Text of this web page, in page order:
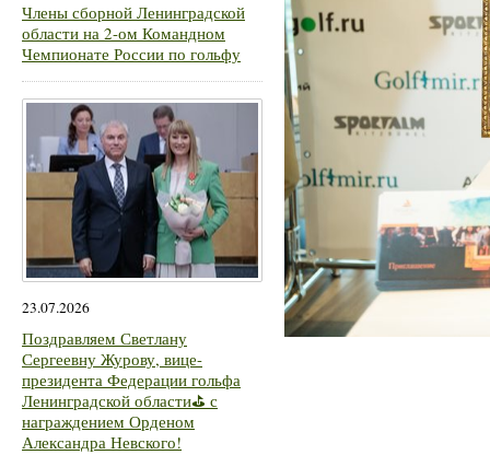
Члены сборной Ленинградской
области на 2-ом Командном
Чемпионате России по гольфу
23.07.2026
Поздравляем Светлану
Сергеевну Журову, вице-
президента Федерации гольфа
Ленинградской области⛳ с
награждением Орденом
Александра Невского!